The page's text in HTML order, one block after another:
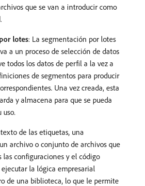
que se van a introducir como
lotes: La segmentación por lotes
a un proceso de selección de datos
todos los datos de perfil a la vez a
de segmentos para producir
Una vez creada, esta
y almacena para que se pueda
uso.
de las etiquetas, una
archivo o conjunto de archivos que
configuraciones y el código
ejecutar la lógica empresarial
de una biblioteca, lo que le permite